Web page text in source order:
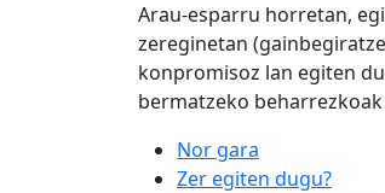
Arau-esparru horretan,
zereginetan
konpromisoz lan egiten
bermatzeko
Nor gara
Zer egiten dugu?